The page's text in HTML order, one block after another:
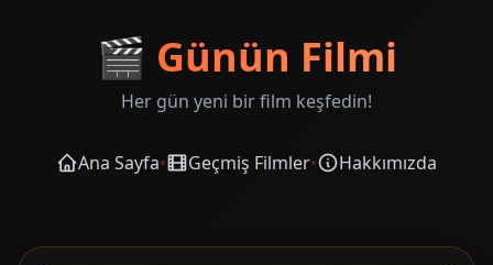
🎬 Günün Filmi
Her gün yeni bir film keşfedin!
Ana Sayfa• Geçmiş Filmler• Hakkımızda